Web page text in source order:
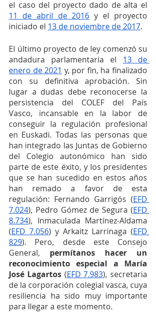
11 de abril de 2016 y el proyecto
iniciado el 13 de noviembre de 2017.
El último proyecto de ley comenzó su
andadura parlamentaria el 13 de
enero de 2021 y, por fin, ha finalizado
con su definitiva aprobación. Sin
lugar a dudas debe reconocerse la
persistencia del COLEF del País
Vasco, incansable en la labor de
conseguir la regulación profesional
en Euskadi. Todas las personas que
han integrado las Juntas de Gobierno
del Colegio autonómico han sido
parte de este éxito, y los presidentes
que se han sucedido en estos años
han remado a favor de esta
regulación: Fernando Garrigós (EFD
7.024), Pedro Gómez de Segura (EFD
8.734), Inmaculada Martínez-Aldama
(EFD 7.056) y Arkaitz Larrinaga (EFD
829). Pero, desde este Consejo
General, permítanos hacer un
reconocimiento especial a María
José Lagartos (EFD 7.983), secretaria
de la corporación colegial vasca, cuya
resiliencia ha sido muy importante
para llegar a este momento.